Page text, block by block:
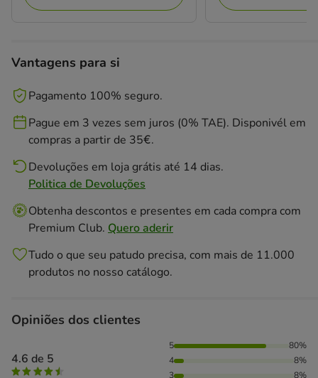
Vantagens para si
Pagamento 100% seguro.
Pague em 3 vezes sem juros (0% TAE). Disponivél em
compras a partir de 35€.
Devoluções em loja grátis até 14 dias.
Politica de Devoluções
Obtenha descontos e presentes em cada compra com
Premium Club. Quero aderir
Tudo o que seu patudo precisa, com mais de 11.000
produtos no nosso catálogo.
Opiniões dos clientes
4.6 de 5
80% das pessoas avaliaram com 5 estrelas, 8% das
5
80%
4
8%
3
8%